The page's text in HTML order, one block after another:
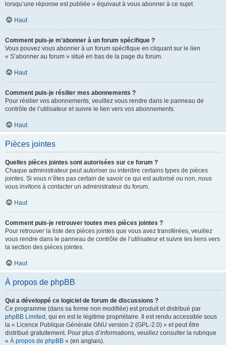
lorsqu’une réponse est publiée » équivaut à vous abonner à ce sujet.
Haut
Comment puis-je m’abonner à un forum spécifique ?
Vous pouvez vous abonner à un forum spécifique en cliquant sur le lien
« S’abonner au forum » situé en bas de la page du forum.
Haut
Comment puis-je résilier mes abonnements ?
Pour résilier vos abonnements, veuillez vous rendre dans le panneau de
contrôle de l’utilisateur et suivre le lien vers vos abonnements.
Haut
Pièces jointes
Quelles pièces jointes sont autorisées sur ce forum ?
Chaque administrateur peut autoriser ou interdire certains types de pièces
jointes. Si vous n’êtes pas certain de savoir ce qui est autorisé ou non, nous
vous invitons à contacter un administrateur du forum.
Haut
Comment puis-je retrouver toutes mes pièces jointes ?
Pour retrouver la liste des pièces jointes que vous avez transférées, veuillez
vous rendre dans le panneau de contrôle de l’utilisateur et suivre les liens vers
la section des pièces jointes.
Haut
À propos de phpBB
Qui a développé ce logiciel de forum de discussions ?
Ce programme (dans sa forme non modifiée) est produit et distribué par
phpBB Limited , qui en est le légitime propriétaire. Il est rendu accessible sous
la « Licence Publique Générale GNU version 2 (GPL-2.0) » et peut être
distribué gratuitement. Pour plus d’informations, veuillez consulter la rubrique
« À propos de phpBB » (en anglais).